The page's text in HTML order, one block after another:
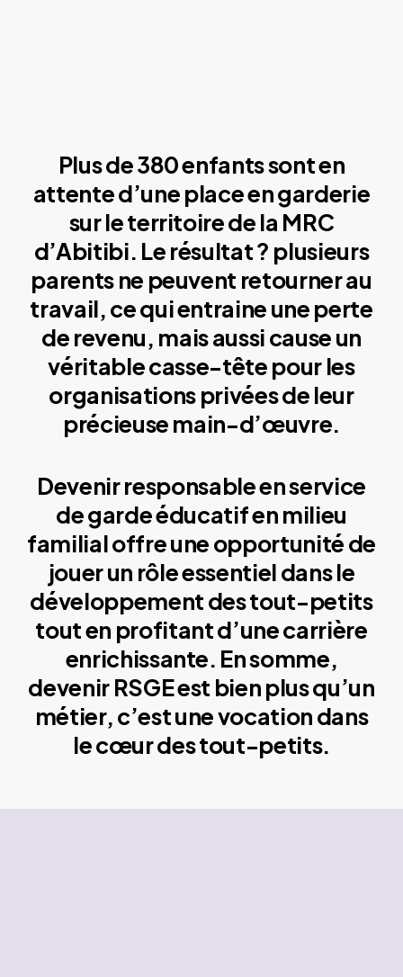
Plus de 380 enfants sont en
attente d’une place en garderie
sur le territoire de la MRC
d’Abitibi. Le résultat ? plusieurs
parents ne peuvent retourner au
travail, ce qui entraine une perte
de revenu, mais aussi cause un
véritable casse-tête pour les
organisations privées de leur
précieuse main-d’œuvre.
Devenir responsable en service
de garde éducatif en milieu
familial offre une opportunité de
jouer un rôle essentiel dans le
développement des tout-petits
tout en profitant d’une carrière
enrichissante. En somme,
devenir RSGE est bien plus qu’un
métier, c’est une vocation dans
le cœur des tout-petits.